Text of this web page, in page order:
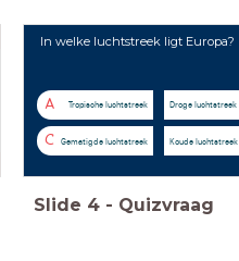
In welke luchtstreek ligt Europa?
A Tropische luchtstreek Droge luchtstreek
C Gematigde luchtstreek Koude luchtstreek
Slide 4 - Quizvraag